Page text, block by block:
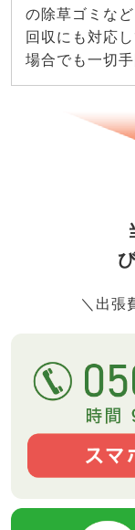
の除草ゴミな
回収にも対応
場合でも一切
＼出張